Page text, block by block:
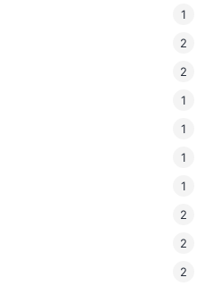
1
2
2
1
1
1
1
2
2
2